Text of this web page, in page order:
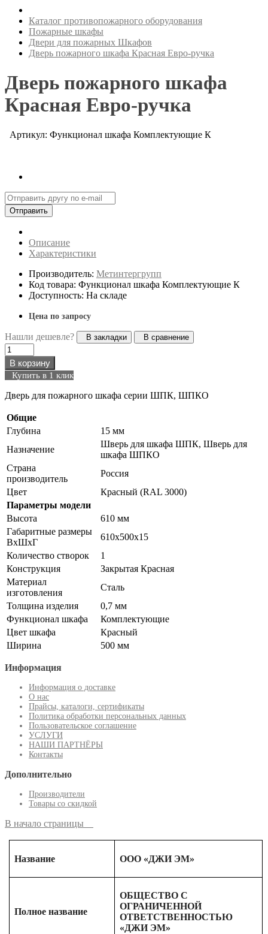
Каталог противопожарного оборудования
Пожарные шкафы
Двери для пожарных Шкафов
Дверь пожарного шкафа Красная Евро-ручка
Дверь пожарного шкафа
Красная Евро-ручка
Артикул: Функционал шкафа Комплектующие К
Отправить
Описание
Характеристики
Производитель: Метинтергрупп
Код товара: Функционал шкафа Комплектующие К
Доступность: На складе
Цена по запросу
Нашли дешевле? В закладки В сравнение
В корзину
Купить в 1 клик
Дверь для пожарного шкафа серии ШПК, ШПКО
Общие
Глубина
15 мм
Назначение
Шверь для шкафа ШПК, Шверь для
шкафа ШПКО
Страна
производитель
Россия
Цвет
Красный (RAL 3000)
Параметры модели
Высота
610 мм
Габаритные размеры
ВхШхГ
610х500х15
Количество створок
1
Конструкция
Закрытая Красная
Материал
изготовления
Сталь
Толщина изделия
0,7 мм
Функционал шкафа
Комплектующие
Цвет шкафа
Красный
Ширина
500 мм
Информация
Информация о доставке
О нас
Прайсы, каталоги, сертификаты
Политика обработки персональных данных
Пользовательское соглашение
УСЛУГИ
НАШИ ПАРТНЁРЫ
Контакты
Дополнительно
Производители
Товары со скидкой
В начало страницы
Название ООО «ДЖИ ЭМ»
Полное название
ОБЩЕСТВО С
ОГРАНИЧЕННОЙ
ОТВЕТСТВЕННОСТЬЮ
«ДЖИ ЭМ»